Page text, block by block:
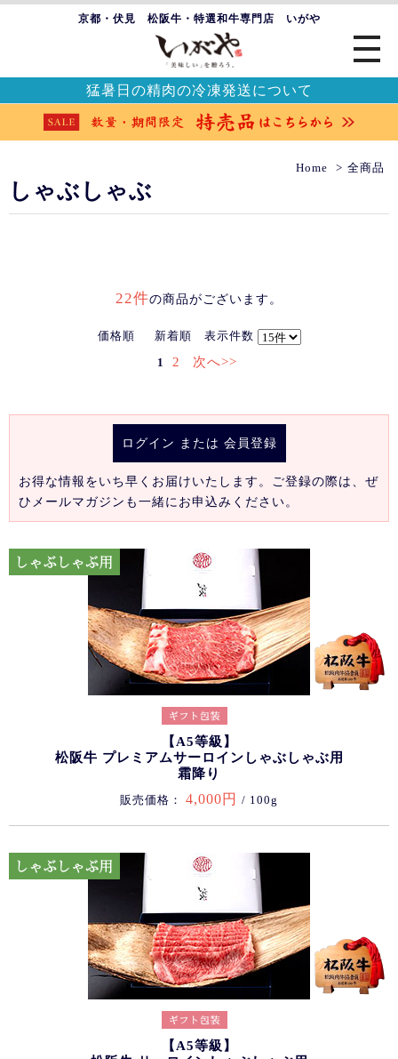
京都・伏見 松阪牛・特選和牛専門店 いがや
猛暑日の精肉の冷凍発送について
Home 全商品
しゃぶしゃぶ
22件の商品がございます。
価格順 新着順 表示件数
1 2 次へ>>
ログイン または 会員登録
お得な情報をいち早くお届けいたします。ご登録の際は、ぜ
ひメールマガジンも一緒にお申込みください。
【A5等級】
松阪牛 プレミアムサーロインしゃぶしゃぶ用
霜降り
販売価格： 4,000円 / 100g
【A5等級】